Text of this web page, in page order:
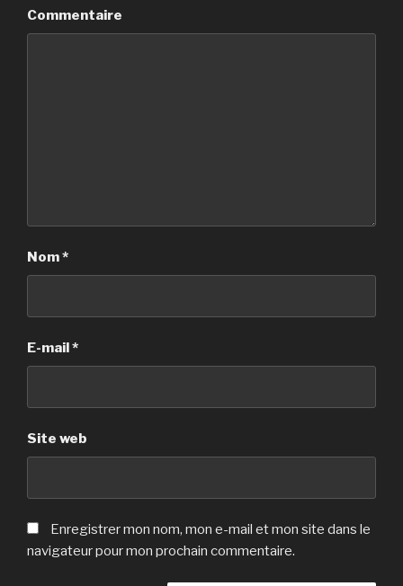
Commentaire
Nom*
E-mail*
Site web
Enregistrer mon nom, mon e-mail et mon site dans le
navigateur pour mon prochain commentaire.